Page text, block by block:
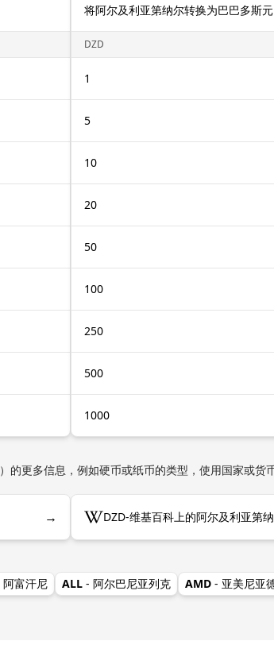
将阿尔及利亚第纳尔转换为巴巴多斯元
DZD
1
5
10
20
50
100
250
500
1000
的更多信息，例如硬币或纸币的类型，使用国家或货
→ DZD-维基百科上的阿尔及利亚第
阿富汗尼 ALL - 阿尔巴尼亚列克 AMD - 亚美尼亚